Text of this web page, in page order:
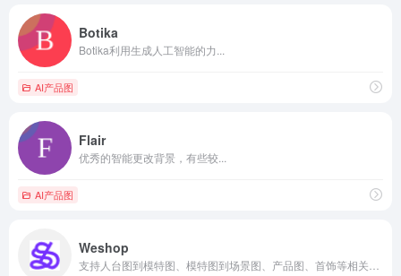
Botika
Botika利用生成人工智能的力...
AI产品图
Flair
优秀的智能更改背景，有些较...
AI产品图
Weshop